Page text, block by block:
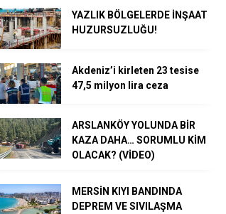
YAZLIK BÖLGELERDE İNŞAAT
HUZURSUZLUĞU!
Akdeniz’i kirleten 23 tesise
47,5 milyon lira ceza
ARSLANKÖY YOLUNDA BİR
KAZA DAHA… SORUMLU KİM
OLACAK? (VİDEO)
MERSİN KIYI BANDINDA
DEPREM VE SIVILAŞMA